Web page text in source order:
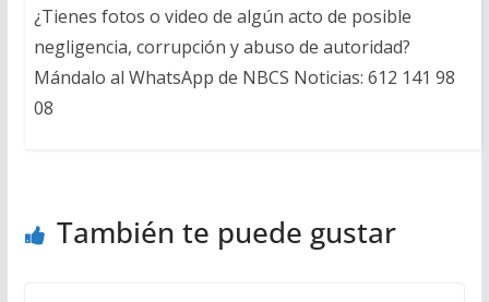
¿Tienes fotos o video de algún acto de posible
negligencia, corrupción y abuso de autoridad?
Mándalo al WhatsApp de NBCS Noticias: 612 141 98
08
También te puede gustar